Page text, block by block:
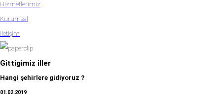
Hizmetlerimiz
Kurumsal
iletişim
Gittigimiz iller
Hangi şehirlere gidiyoruz ?
01.02.2019